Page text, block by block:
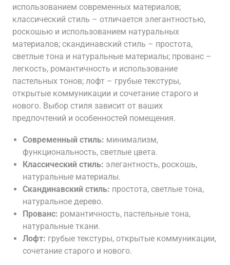
использованием современных материалов;
классический стиль – отличается элегантностью,
роскошью и использованием натуральных
материалов; скандинавский стиль – простота,
светлые тона и натуральные материалы; прованс –
легкость, романтичность и использование
пастельных тонов; лофт – грубые текстуры,
открытые коммуникации и сочетание старого и
нового. Выбор стиля зависит от ваших
предпочтений и особенностей помещения.
Современный стиль: минимализм,
функциональность, светлые цвета.
Классический стиль: элегантность, роскошь,
натуральные материалы.
Скандинавский стиль: простота, светлые тона,
натуральное дерево.
Прованс: романтичность, пастельные тона,
натуральные ткани.
Лофт: грубые текстуры, открытые коммуникации,
сочетание старого и нового.